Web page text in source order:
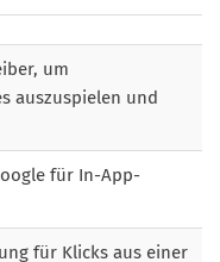
um
auszuspielen und
für In-App-
für Klicks aus einer